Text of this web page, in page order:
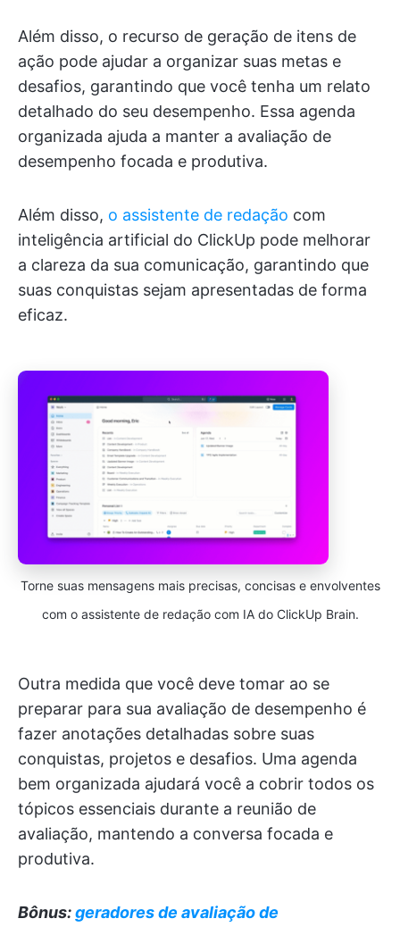
Além disso, o recurso de geração de itens de
ação pode ajudar a organizar suas metas e
desafios, garantindo que você tenha um relato
detalhado do seu desempenho. Essa agenda
organizada ajuda a manter a avaliação de
desempenho focada e produtiva.
Além disso, o assistente de redação com
inteligência artificial do ClickUp pode melhorar
a clareza da sua comunicação, garantindo que
suas conquistas sejam apresentadas de forma
eficaz.
Torne suas mensagens mais precisas, concisas e envolventes
com o assistente de redação com IA do ClickUp Brain.
Outra medida que você deve tomar ao se
preparar para sua avaliação de desempenho é
fazer anotações detalhadas sobre suas
conquistas, projetos e desafios. Uma agenda
bem organizada ajudará você a cobrir todos os
tópicos essenciais durante a reunião de
avaliação, mantendo a conversa focada e
produtiva.
Bônus:geradores de avaliação de